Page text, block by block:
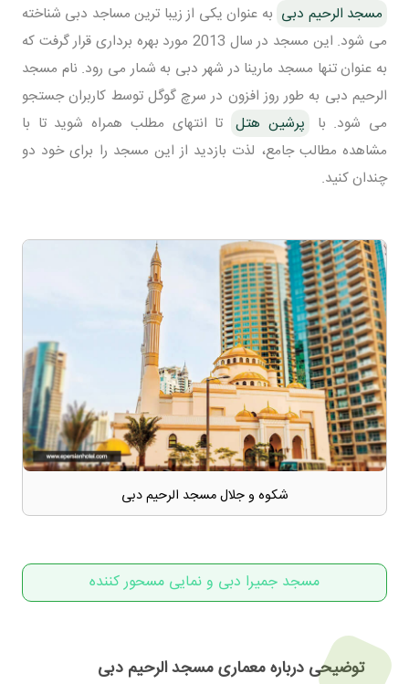
مسجد الرحیم دبی به عنوان یکی از زیبا ترین مساجد دبی شناخته
می شود. این مسجد در سال 2013 مورد بهره برداری قرار گرفت که
به عنوان تنها مسجد مارینا در شهر دبی به شمار می رود. نام مسجد
الرحیم دبی به طور روز افزون در سرچ گوگل توسط کاربران جستجو
می شود. با
پرشین هتل تا انتهای مطلب همراه شوید تا با
مشاهده مطالب جامع، لذت بازدید از این مسجد را برای خود دو
چندان کنید.
شکوه و جلال مسجد الرحیم دبی
مسجد جمیرا دبی و نمایی مسحور کننده
توضیحی درباره معماری مسجد الرحیم دبی